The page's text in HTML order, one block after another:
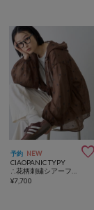
予約 NEW 
CIAOPANIC TYPY
¥7,700